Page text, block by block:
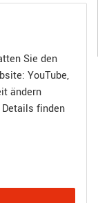
Sie den
YouTube,
ändern
finden